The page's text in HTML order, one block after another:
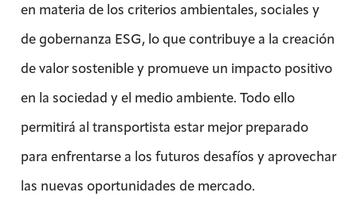
en materia de los criterios ambientales, sociales y
de gobernanza ESG, lo que contribuye a la creación
de valor sostenible y promueve un impacto positivo
en la sociedad y el medio ambiente. Todo ello
permitirá al transportista estar mejor preparado
para enfrentarse a los futuros desafíos y aprovechar
las nuevas oportunidades de mercado.